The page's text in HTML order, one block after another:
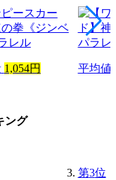
1,054円 平均値
ング
第3位